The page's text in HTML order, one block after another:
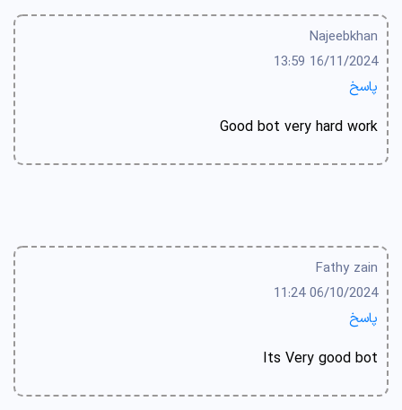
Najeebkhan
16/11/2024 13:59
پاسخ
Good bot very hard work
Fathy zain
06/10/2024 11:24
پاسخ
Its Very good bot